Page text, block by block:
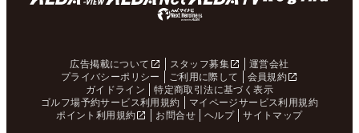
広告掲載について スタッフ募集
運営会社
プライバシーポリシー
ご利用に際して
会員規約
ガイドライン
特定商取引法に基づく表示
ゴルフ場予約サービス利用規約
マイページサービス利用規約
ポイント利用規約
お問合せ ヘルプ サイトマップ